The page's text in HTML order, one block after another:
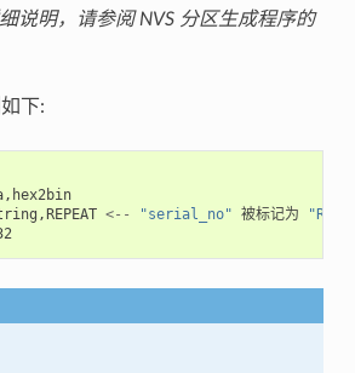
说明，请参阅 NVS 分区生成程序的
下:
, hex2bin
, REPEAT <-- "serial_no" 被标记为